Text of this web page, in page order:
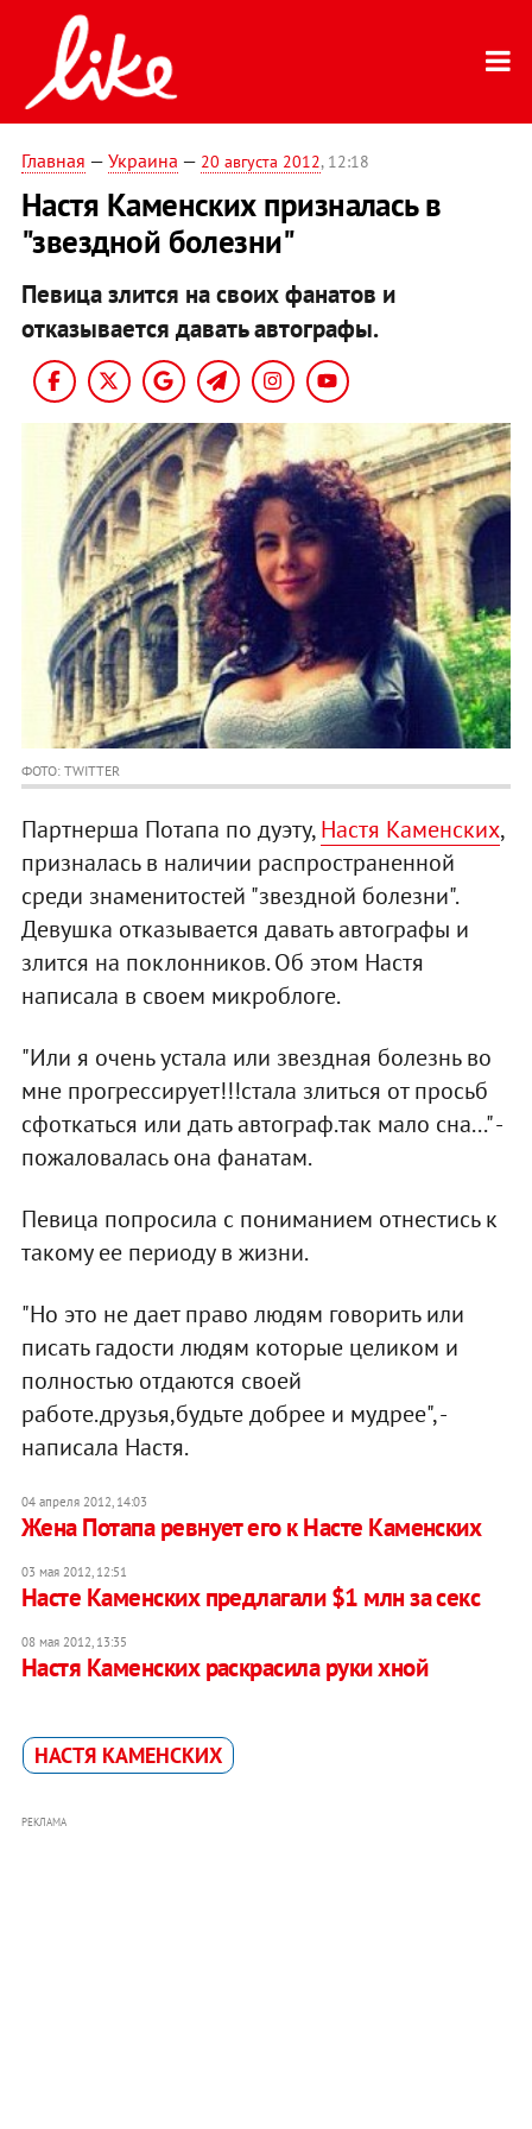
Главная — Украина — 20 августа 2012, 12:18
Настя Каменских призналась в
"звездной болезни"
Певица злится на своих фанатов и
отказывается давать автографы.
ФОТО: TWITTER
Партнерша Потапа по дуэту,Настя Каменских,
призналась в наличии распространенной
среди знаменитостей "звездной болезни".
Девушка отказывается давать автографы и
злится на поклонников. Об этом Настя
написала в своем микроблоге.
"Или я очень устала или звездная болезнь во
мне прогрессирует!!!стала злиться от просьб
сфоткаться или дать автограф.так мало сна..." -
пожаловалась она фанатам.
Певица попросила с пониманием отнестись к
такому ее периоду в жизни.
"Но это не дает право людям говорить или
писать гадости людям которые целиком и
полностью отдаются своей
работе.друзья,будьте добрее и мудрее", -
написала Настя.
04 апреля 2012, 14:03
Жена Потапа ревнует его к Насте Каменских
03 мая 2012, 12:51
Насте Каменских предлагали $1 млн за секс
08 мая 2012, 13:35
Настя Каменских раскрасила руки хной
НАСТЯ КАМЕНСКИХ
РЕКЛАМА